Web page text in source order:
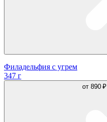
Филадельфия с угрем
347 г
от 890 ₽